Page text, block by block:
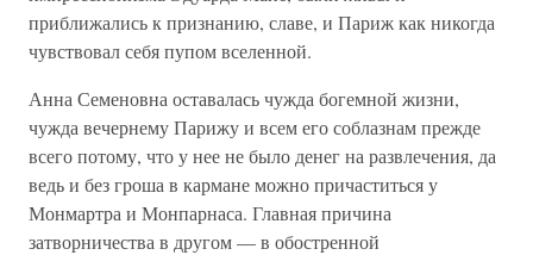
приближались к признанию, славе, и Париж как никогда
чувствовал себя пупом вселенной.
Анна Семеновна оставалась чужда богемной жизни,
чужда вечернему Парижу и всем его соблазнам прежде
всего потому, что у нее не было денег на развлечения, да
ведь и без гроша в кармане можно причаститься у
Монмартра и Монпарнаса. Главная причина
затворничества в другом — в обостренной